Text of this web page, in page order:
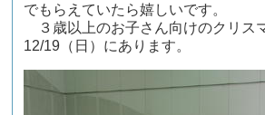
でもらえていたら嬉しいです。
３歳以上のお子さん向けのクリス
12/19（日）にあります。